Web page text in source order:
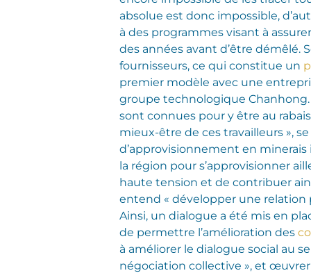
absolue est donc impossible,
à des programmes visant à
des années avant d’être démêlé.
fournisseurs, ce qui constitue un
premier modèle avec une
groupe technologique Chanhong.
sont connues pour y être au
mieux-être de ces travailleurs »,
d’approvisionnement en
la région pour s’approvisionner
haute tension et de contribuer
entend « développer une relation
Ainsi, un dialogue a été mis en
de permettre l’amélioration des
à améliorer le dialogue social au
négociation collective », et